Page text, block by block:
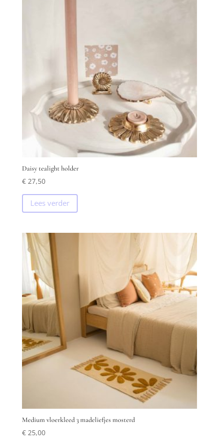
Daisy tealight holder
€27,50
Lees verder
Medium vloerkleed 3 madeliefjes mosterd
€25,00